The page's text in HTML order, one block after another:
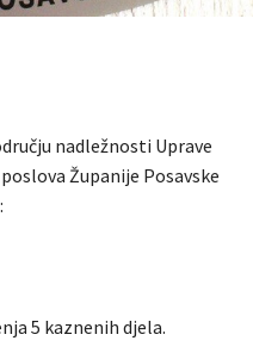
nadležnosti Uprave
Županije Posavske
5 kaznenih djela.